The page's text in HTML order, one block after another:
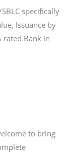
specifically
Issuance by
rated Bank in
to bring